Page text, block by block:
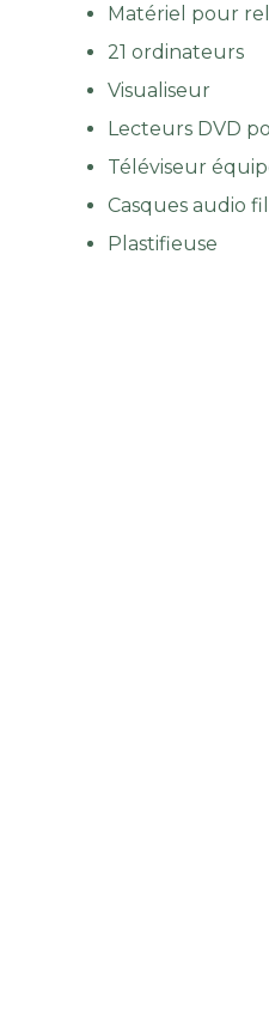
Matériel pour
21 ordinateurs
Visualiseur
Lecteurs DVD
Téléviseur
Casques audio
Plastifieuse